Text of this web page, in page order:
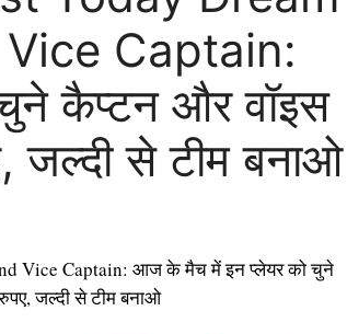
Captain:
कैप्टन और वॉइस
जल्दी से टीम बनाओ
Vice Captain: आज के मैच में इन प्लेयर को चुने
जल्दी से टीम बनाओ